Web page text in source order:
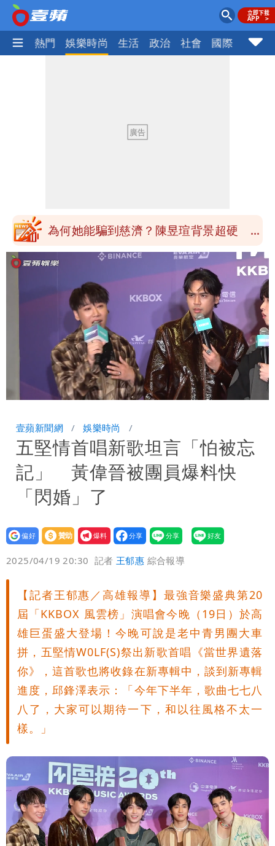
焦點 熱門 娛樂時尚 生活 政治 社會 國際 財經
吳欣岱：完美偽裝台灣企業
批綠藉慈濟遭詐「洗記憶」 張彤：疫苗
庭 他翻供不認貪污、洗錢
為何她能騙到慈濟？陳昱瑄背景超硬 當
過政府法律顧問
泰國校園爆槍響！2師中彈亡20人傷 槍
手疑學生
中國賣家被踢爆在網購平台「租人頭」
吳欣岱：完美偽裝台灣企業
批綠藉慈濟遭詐「洗記憶」 張彤：疫苗
荒3+11台灣人沒有失憶
Unmute Loaded:
24.67%
壹蘋新聞網 娛樂時尚
五堅情首唱新歌坦言「怕被忘
記」 黃偉晉被團員爆料快
「閃婚」了
設為
贊助
我要
爆料
2025/04/19 20:30 記者 王郁惠 綜合報導
【記者王郁惠／高雄報導】最強音樂盛典第20
屆「KKBOX 風雲榜」演唱會今晚（19日）於高
雄巨蛋盛大登場！今晚可說是老中青男團大車
拼，五堅情W0LF(S)祭出新歌首唱《當世界遺落
你》，這首歌也將收錄在新專輯中，談到新專輯
進度，邱鋒澤表示：「今年下半年，歌曲七七八
八了，大家可以期待一下，和以往風格不太一
樣。」